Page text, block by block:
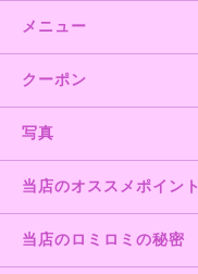
メニュー
クーポン
写真
当店のオススメポイント
当店のロミロミの秘密